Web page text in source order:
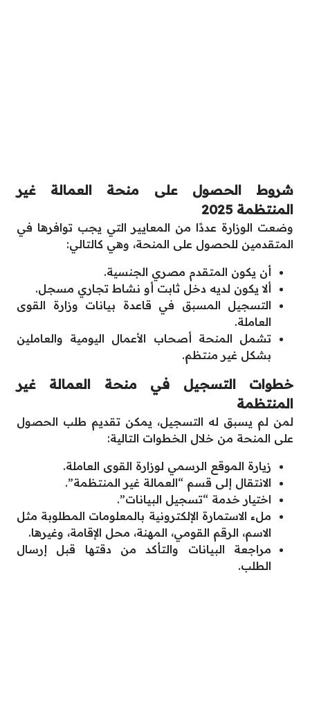
شروط الحصول على منحة العمالة غير
المنتظمة 2025
وضعت الوزارة عددًا من المعايير التي يجب توافرها في
المتقدمين للحصول على المنحة، وهي كالتالي:
أن يكون المتقدم مصري الجنسية.
ألا يكون لديه دخل ثابت أو نشاط تجاري مسجل.
التسجيل المسبق في قاعدة بيانات وزارة القوى
العاملة.
تشمل المنحة أصحاب الأعمال اليومية والعاملين
بشكل غير منتظم.
خطوات التسجيل في منحة العمالة غير
المنتظمة
لمن لم يسبق له التسجيل، يمكن تقديم طلب الحصول
على المنحة من خلال الخطوات التالية:
زيارة الموقع الرسمي لوزارة القوى العاملة.
الانتقال إلى قسم “العمالة غير المنتظمة”.
اختيار خدمة “تسجيل البيانات”.
ملء الاستمارة الإلكترونية بالمعلومات المطلوبة مثل
الاسم، الرقم القومي، المهنة، محل الإقامة، وغيرها.
مراجعة البيانات والتأكد من دقتها قبل إرسال
الطلب.